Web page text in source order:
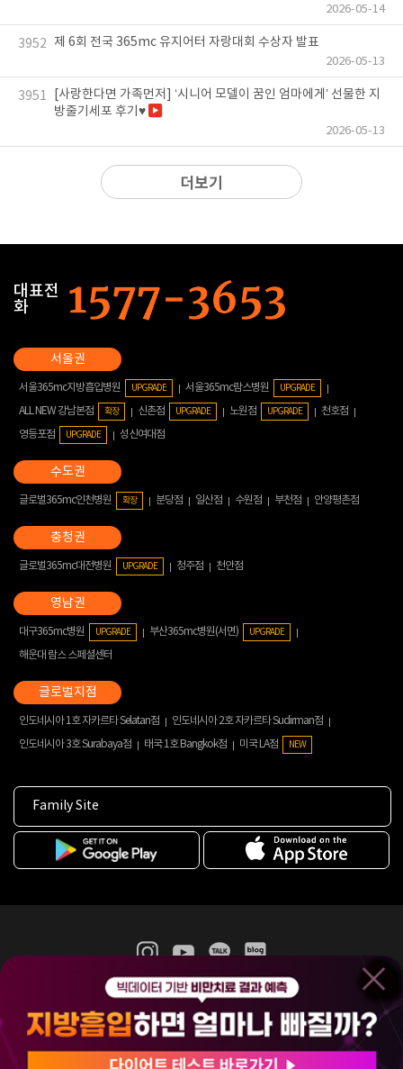
2026-05-14
3952 제 6회 전국 365mc 유지어터 자랑대회 수상자 발표
2026-05-13
3951
[사랑한다면 가족먼저] ‘시니어 모델이 꿈인 엄마에게’ 선물한 지
방줄기세포 후기♥
2026-05-13
더보기
대표전
화
서울365mc지방흡입병원 UPGRADE 서울365mc람스병원 UPGRADE
ALL NEW 강남본점 확장 신촌점 UPGRADE 노원점 UPGRADE
천호점
영등포점
UPGRADE 성신여대점
글로벌365mc인천병원 확장 분당점 일산점 수원점 부천점 안양평촌점
글로벌365mc대전병원 UPGRADE 청주점 천안점
대구365mc병원 UPGRADE 부산365mc병원(서면) UPGRADE
해운대 람스 스페셜센터
인도네시아 1호 자카르타 Selatan점
인도네시아 2호 자카르타 Sudirman점
인도네시아 3호 Surabaya점
태국 1호 Bangkok점 미국 LA점 NEW
Family Site
365mc 병·의원 이용약관
홈페이지 이용약관
비급여진료수가
(주)365mcㅣ서울특별시 서초구 서초대로52길 7, 3~4층(서초동, 제일빌딩)
120-87-04354ㅣ김남철